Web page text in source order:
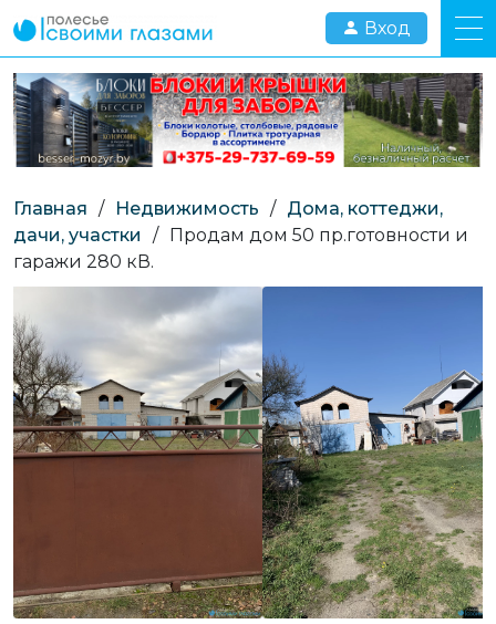
Вход
Главная / Недвижимость / Дома, коттеджи,
дачи, участки
/ Продам дом 50 пр.готовности и
гаражи 280 кВ.